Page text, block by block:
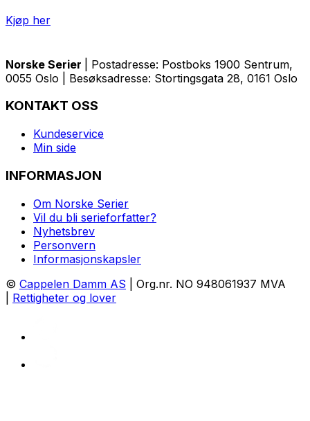
Kjøp her
Norske Serier
| Postadresse: Postboks 1900 Sentrum,
0055 Oslo | Besøksadresse: Stortingsgata 28, 0161 Oslo
KONTAKT OSS
Kundeservice
Min side
INFORMASJON
Om Norske Serier
Vil du bli serieforfatter?
Nyhetsbrev
Personvern
Informasjonskapsler
© Cappelen Damm AS | Org.nr. NO 948061937 MVA
Rettigheter og lover